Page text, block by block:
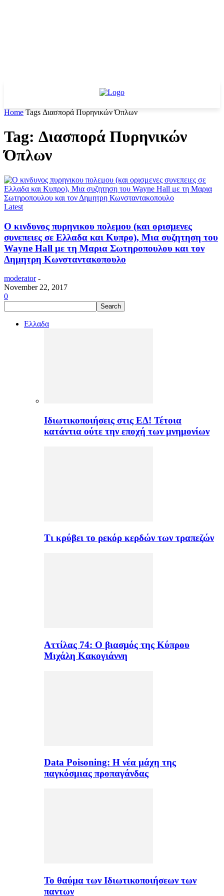
Home Tags Διασπορά Πυρηνικών Όπλων
Tag: Διασπορά Πυρηνικών
Όπλων
Latest
Ο κινδυνος πυρηνικου πολεμου (και ορισμενες
συνεπειες σε Ελλαδα και Κυπρο), Μια συζητηση του
Wayne Hall με τη Μαρια Σωτηροπουλου και τον
Δημητρη Κωνσταντακοπουλο
moderator -
November 22, 2017
0
Ελλαδα
Ιδιωτικοποιήσεις στις ΕΔ! Τέτοια
κατάντια ούτε την εποχή των μνημονίων
Τι κρύβει το ρεκόρ κερδών των τραπεζών
Αττίλας 74: Ο βιασμός της Κύπρου
Μιχάλη Κακογιάννη
Data Poisoning: Η νέα μάχη της
παγκόσμιας προπαγάνδας
Το θαύμα των Ιδιωτικοποιήσεων των
παντων